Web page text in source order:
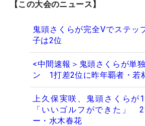
【この大会のニュース】
鬼頭さくらが完全Vでステ
子は2位
<中間速報＞鬼頭さくらが単
ン 1打差2位に昨年覇者・若
上久保実咲、鬼頭さくらが
「いいゴルフができた」
ー・水木春花